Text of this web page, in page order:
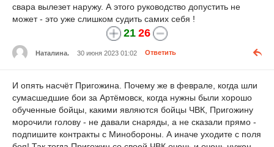
свара вылезет наружу. А этого руководство допустить не
может - это уже слишком судить самих себя !
21 26
Наталина. 30 июня 2023 01:02 Ответить
И опять насчёт Пригожина. Почему же в феврале, когда шли
сумасшедшие бои за Артёмовск, когда нужны были хорошо
обученные бойцы, какими являются бойцы ЧВК, Пригожину
морочили голову - не давали снаряды, а не сказали прямо -
подпишите контракты с Минобороны. А иначе уходите с поля